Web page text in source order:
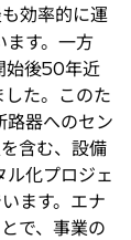
効率的に運
ます。一方
始後50年近
した。このた
路器へのセン
含む、設備
ル化プロジェ
ます。エナ
で、事業の